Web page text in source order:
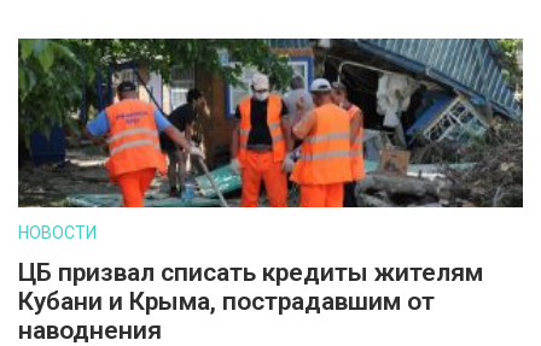
НОВОСТИ
ЦБ призвал списать кредиты жителям
Кубани и Крыма, пострадавшим от
наводнения